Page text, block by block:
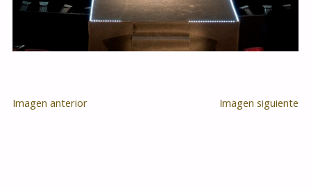
Imagen anterior Imagen siguiente